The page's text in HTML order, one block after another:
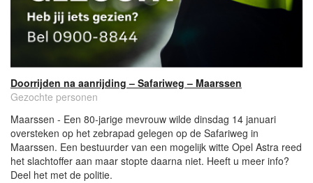
Doorrijden na aanrijding – Safariweg – Maarssen
Gezochte personen
Maarssen - Een 80-jarige mevrouw wilde dinsdag 14 januari
oversteken op het zebrapad gelegen op de Safariweg in
Maarssen. Een bestuurder van een mogelijk witte Opel Astra reed
het slachtoffer aan maar stopte daarna niet. Heeft u meer info?
Deel het met de politie.